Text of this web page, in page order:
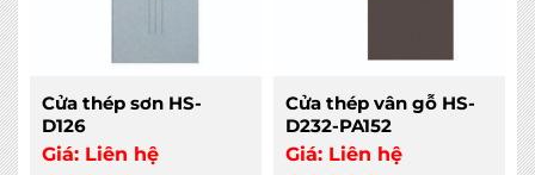
Cửa thép sơn HS-
D126
Giá: Liên hệ
Cửa thép vân gỗ HS-
D232-PA152
Giá: Liên hệ